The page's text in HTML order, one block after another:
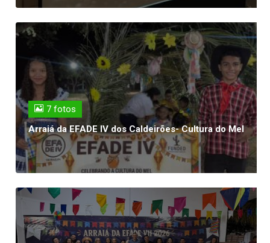
7 fotos
Arraiá da EFADE IV dos Caldeirões- Cultura do Mel